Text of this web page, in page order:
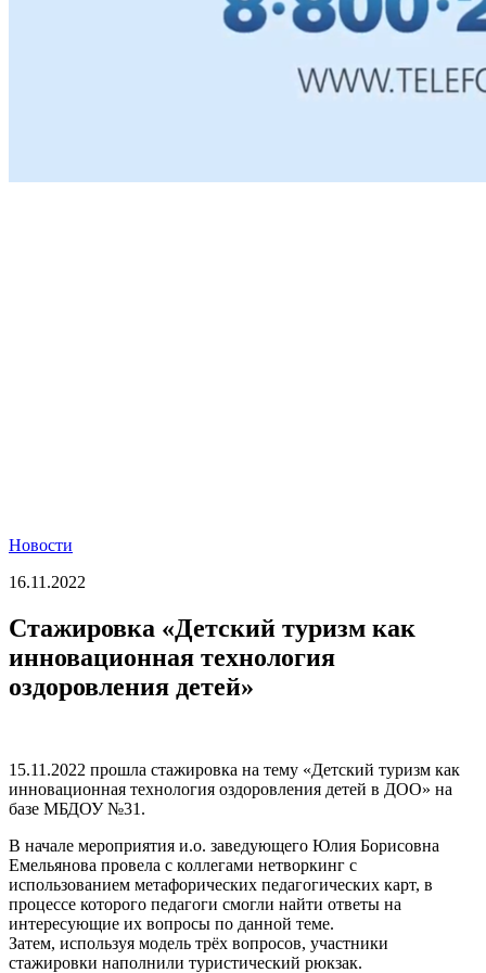
Новости
16.11.2022
Стажировка «Детский туризм как
инновационная технология
оздоровления детей»
15.11.2022 прошла стажировка на тему «Детский туризм как
инновационная технология оздоровления детей в ДОО» на
базе МБДОУ №31.
В начале мероприятия и.о. заведующего Юлия Борисовна
Емельянова провела с коллегами нетворкинг с
использованием метафорических педагогических карт, в
процессе которого педагоги смогли найти ответы на
интересующие их вопросы по данной теме.
Затем, используя модель трёх вопросов, участники
стажировки наполнили туристический рюкзак.